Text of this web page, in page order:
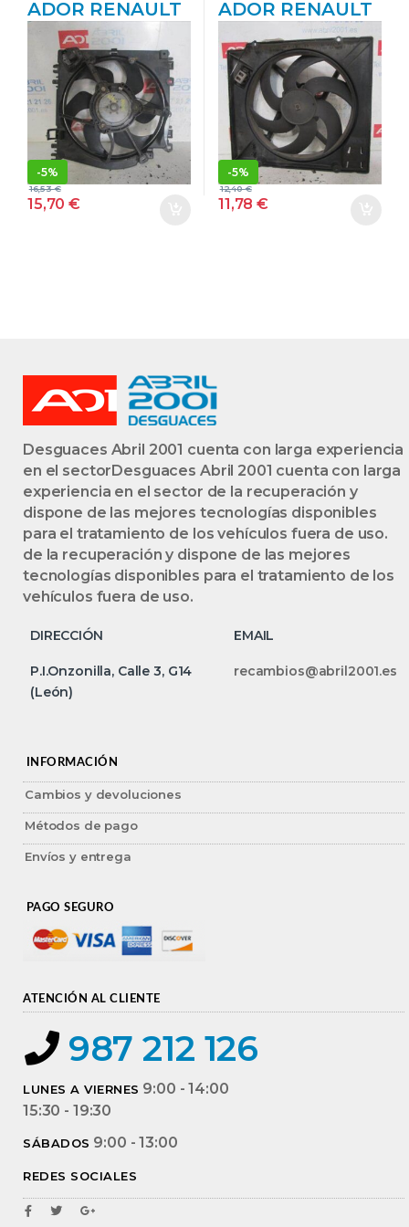
ADOR RENAULT
MODUS I (2004-
>) 1.5 DCI (FP0D,
JP0D) D/ K9K J7
– #PROV#
DK9KJ7PROV
AZUL
-5%
15,70€
16,53€
ADOR RENAULT
CLASSIC (LA0)
(1996->) 1.9 D
(LA0A, LA0U) D-
F8Q – #PROV#
DF8QPROV GRIS
-5%
11,78€
12,40€
Desguaces Abril 2001 cuenta con larga experiencia
en el sectorDesguaces Abril 2001 cuenta con larga
experiencia en el sector de la recuperación y
dispone de las mejores tecnologías disponibles
para el tratamiento de los vehículos fuera de uso.
de la recuperación y dispone de las mejores
tecnologías disponibles para el tratamiento de los
vehículos fuera de uso.
DIRECCIÓN EMAIL
P.I.Onzonilla, Calle 3, G14
(León)
recambios@abril2001.es
INFORMACIÓN
Cambios y devoluciones
Métodos de pago
Envíos y entrega
PAGO SEGURO
ATENCIÓN AL CLIENTE
987 212 126
LUNES A VIERNES 9:00 - 14:00
15:30 - 19:30
SÁBADOS 9:00 - 13:00
REDES SOCIALES